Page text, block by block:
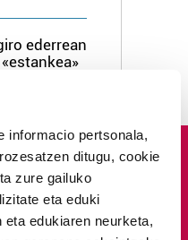
informacio pertsonala,
ditugu, cookie
zure gailuko
eta eduki
edukiaren neurketa,
ederrean